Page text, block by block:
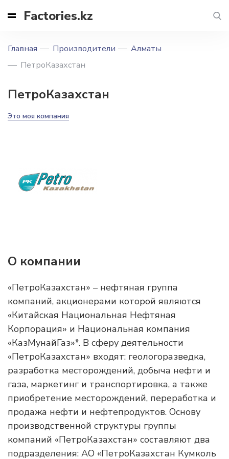
Factories.kz
Главная Производители
Алматы
ПетроКазахстан
ПетроКазахстан
Это моя компания
О компании
«ПетроКазахстан» – нефтяная группа
компаний, акционерами которой являются
«Китайская Национальная Нефтяная
Корпорация» и Национальная компания
«КазМунайГаз»*. В сферу деятельности
«ПетроКазахстан» входят: геологоразведка,
разработка месторождений, добыча нефти и
газа, маркетинг и транспортировка, а также
приобретение месторождений, переработка и
продажа нефти и нефтепродуктов. Основу
производственной структуры группы
компаний «ПетроКазахстан» составляют два
подразделения: АО «ПетроКазахстан Кумколь